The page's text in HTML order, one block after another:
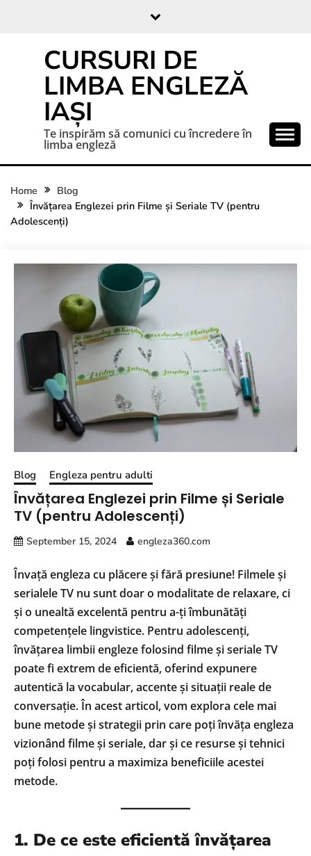
CURSURI DE
LIMBA ENGLEZĂ
IAȘI
Te inspirăm să comunici cu încredere în
limba engleză
Home
Blog
Învățarea Englezei prin Filme și Seriale TV (pentru
Adolescenți)
Blog Engleza pentru adulti
Învățarea Englezei prin Filme și Seriale
TV (pentru Adolescenți)
September 15, 2024 engleza360.com
Învață engleza cu plăcere și fără presiune! Filmele și
serialele TV nu sunt doar o modalitate de relaxare, ci
și o unealtă excelentă pentru a-ți îmbunătăți
competențele lingvistice. Pentru adolescenți,
învățarea limbii engleze folosind filme și seriale TV
poate fi extrem de eficientă, oferind expunere
autentică la vocabular, accente și situații reale de
conversație. În acest articol, vom explora cele mai
bune metode și strategii prin care poți învăța engleza
vizionând filme și seriale, dar și ce resurse și tehnici
poți folosi pentru a maximiza beneficiile acestei
metode.
1. De ce este eficientă învățarea